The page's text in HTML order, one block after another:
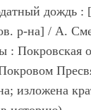
дождь :
р-на] / А.
: Покровская
изложена